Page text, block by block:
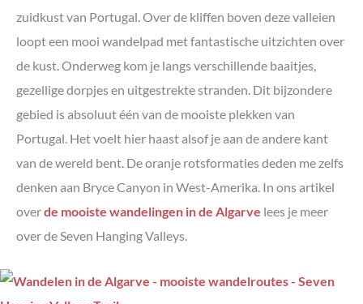
zuidkust van Portugal. Over de kliffen boven deze valleien
loopt een mooi wandelpad met fantastische uitzichten over
de kust. Onderweg kom je langs verschillende baaitjes,
gezellige dorpjes en uitgestrekte stranden. Dit bijzondere
gebied is absoluut één van de mooiste plekken van
Portugal. Het voelt hier haast alsof je aan de andere kant
van de wereld bent. De oranje rotsformaties deden me zelfs
denken aan Bryce Canyon in West-Amerika. In ons artikel
overde mooiste wandelingen in de Algarve lees je meer
over de Seven Hanging Valleys.